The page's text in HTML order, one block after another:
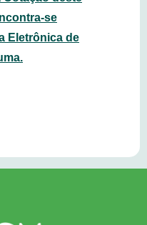
se
Eletrônica de